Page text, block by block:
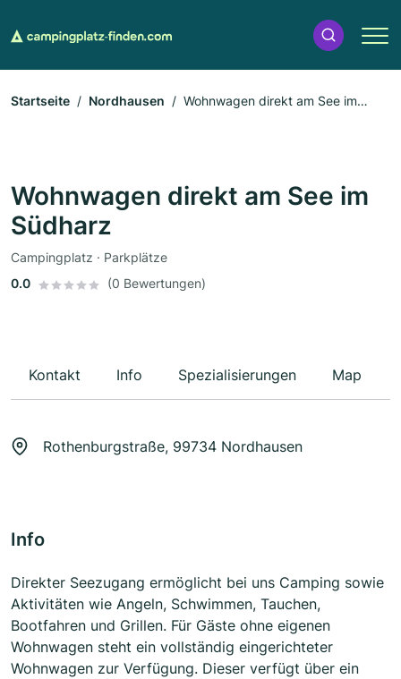
Startseite Nordhausen
Wohnwagen direkt am See im
Wohnwagen direkt am See im
Südharz
Campingplatz · Parkplätze
0.0
(0 Bewertungen)
Kontakt Info Spezialisierungen Map
Rothenburgstraße, 99734 Nordhausen
Info
Direkter Seezugang ermöglicht bei uns Camping sowie
Aktivitäten wie Angeln, Schwimmen, Tauchen,
Bootfahren und Grillen. Für Gäste ohne eigenen
Wohnwagen steht ein vollständig eingerichteter
Wohnwagen zur Verfügung. Dieser verfügt über ein